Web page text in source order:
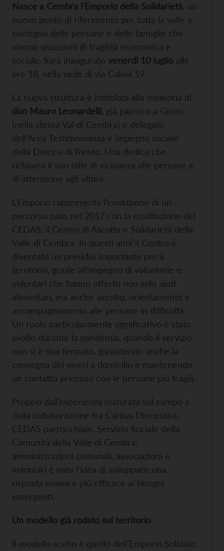
Nasce a Cembra l’Emporio della Solidarietà , un
nuovo punto di riferimento per tutta la valle a
sostegno delle persone e delle famiglie che
vivono situazioni di fragilità economica e
sociale. Sarà inaugurato venerdì 10 luglio alle
ore 18, nella sede di via Calovi 19.
La nuova struttura è intitolata alla memoria di
don Mauro Leonardelli , già parroco a Giovo
(nella stessa Val di Cembra) e delegato
dell’Area Testimonianza e Impegno sociale
della Diocesi di Trento. Una dedica che
richiama il suo stile di vicinanza alle persone e
di attenzione agli ultimi.
L’Emporio rappresenta l’evoluzione di un
percorso nato nel 2017 con la costituzione del
CEDAS, il Centro di Ascolto e Solidarietà della
Valle di Cembra. In questi anni il Centro è
diventato un presidio importante per il
territorio, grazie all’impegno di volontarie e
volontari che hanno offerto non solo aiuti
alimentari, ma anche ascolto, orientamento e
accompagnamento alle persone in difficoltà.
Un ruolo particolarmente significativo è stato
svolto durante la pandemia, quando il servizio
non si è mai fermato, garantendo anche la
consegna dei viveri a domicilio e mantenendo
un contatto prezioso con le persone più fragili.
Proprio dall’esperienza maturata sul campo e
dalla collaborazione tra Caritas Diocesana,
CEDAS parrocchiale, Servizio Sociale della
Comunità della Valle di Cembra,
amministrazioni comunali, associazioni e
volontari è nata l’idea di sviluppare una
risposta nuova e più efficace ai bisogni
emergenti.
Un modello già rodato sul territorio
Il modello scelto è quello dell’Emporio Solidale,